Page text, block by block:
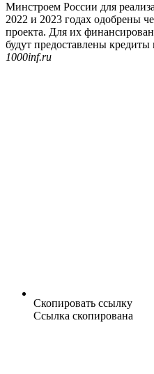
Минстроем России для
2022 и 2023 годах одобрены
проекта. Для их
будут предоставлены
1000inf.ru
Скопировать ссылку
Ссылка скопирована